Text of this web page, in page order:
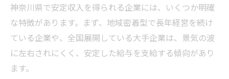
神奈川県で安定収入を得られる企業には、いくつか明確
な特徴があります。まず、地域密着型で長年経営を続け
ている企業や、全国展開している大手企業は、景気の波
に左右されにくく、安定した給与を支給する傾向があり
ます。